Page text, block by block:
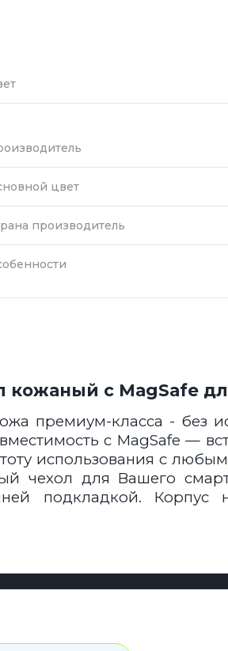
цвет
производитель
кожаный с MagSafe
премиум-класса - без
с MagSafe —
использования с
чехол для Вашего
подкладкой. Корпус